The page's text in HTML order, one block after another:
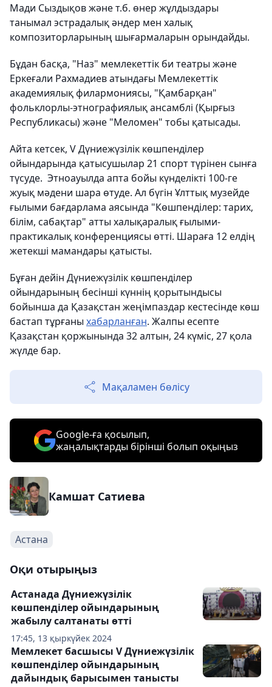
Мади Сыздықов және т.б. өнер жұлдыздары
танымал эстрадалық әндер мен халық
композиторларының шығармаларын орындайды.
Бұдан басқа, "Наз" мемлекеттік би театры және
Еркеғали Рахмадиев атындағы Мемлекеттік
академиялық филармониясы, "Қамбарқан"
фольклорлы-этнографиялық ансамблі (Қырғыз
Республикасы) және "Меломен" тобы қатысады.
Айта кетсек, V Дүниежүзілік көшпенділер
ойындарында қатысушылар 21 спорт түрінен сынға
түсуде. Этноауылда апта бойы күнделікті 100-ге
жуық мәдени шара өтуде. Ал бүгін Ұлттық музейде
ғылыми бағдарлама аясында "Көшпенділер: тарих,
білім, сабақтар" атты халықаралық ғылыми-
практикалық конференциясы өтті. Шараға 12 елдің
жетекші мамандары қатысты.
Бұған дейін Дүниежүзілік көшпенділер
ойындарының бесінші күннің қорытындысы
бойынша да Қазақстан жеңімпаздар кестесінде көш
бастап тұрғаны хабарланған. Жалпы есепте
Қазақстан қоржынында 32 алтын, 24 күміс, 27 қола
жүлде бар.
Мақаламен бөлісу
Google-ға қосылып,
жаңалықтарды бірінші болып оқыңыз
Камшат Сатиева
Астана
Оқи отырыңыз
17:45, 13 қыркүйек 2024
Астанада Дүниежүзілік
көшпенділер ойындарының
жабылу салтанаты өтті
Мемлекет басшысы V Дүниежүзілік
көшпенділер ойындарының
дайындық барысымен танысты